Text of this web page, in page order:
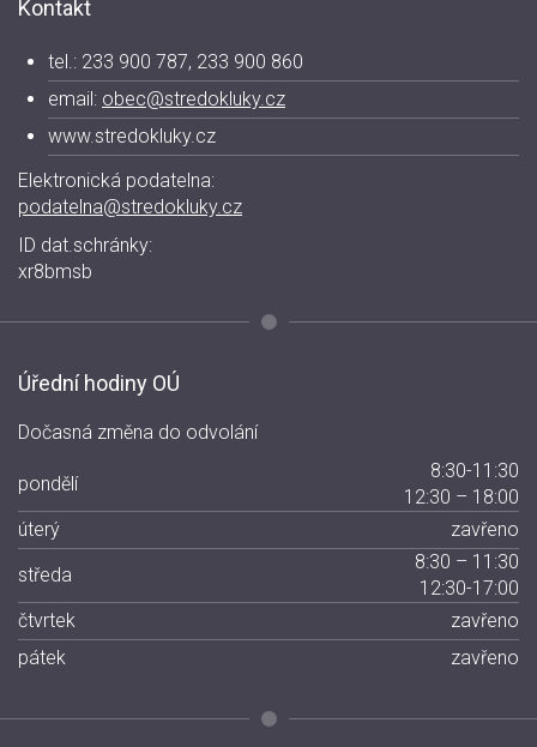
Kontakt
tel.: 233 900 787, 233 900 860
email: obec@stredokluky.cz
www.stredokluky.cz
Elektronická podatelna:
podatelna@stredokluky.cz
ID dat.schránky:
xr8bmsb
Úřední hodiny OÚ
Dočasná změna do odvolání
pondělí
8:30-11:30
12:30 – 18:00
úterý
zavřeno
středa
8:30 – 11:30
12:30-17:00
čtvrtek
zavřeno
pátek
zavřeno